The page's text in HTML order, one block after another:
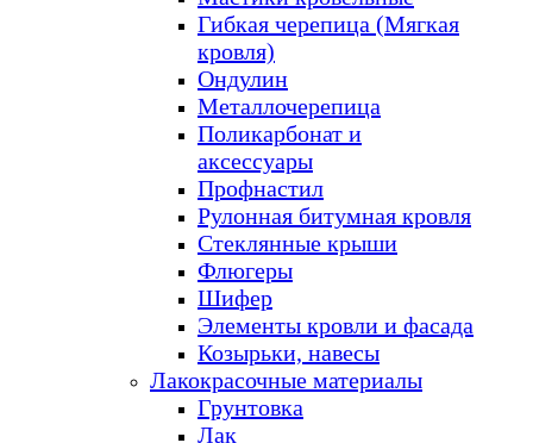
Гибкая черепица (Мягкая
кровля)
Ондулин
Металлочерепица
Поликарбонат и
аксессуары
Профнастил
Рулонная битумная кровля
Стеклянные крыши
Флюгеры
Шифер
Элементы кровли и фасада
Козырьки, навесы
Лакокрасочные материалы
Грунтовка
Лак